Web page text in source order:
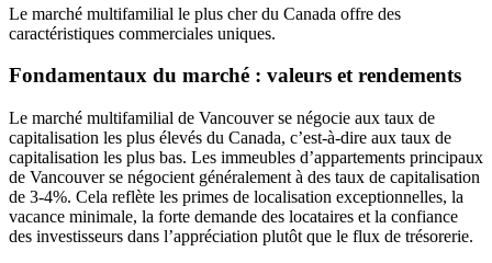
Le marché multifamilial le plus cher du Canada offre des
caractéristiques commerciales uniques.
Fondamentaux du marché : valeurs et rendements
Le marché multifamilial de Vancouver se négocie aux taux de
capitalisation les plus élevés du Canada, c’est-à-dire aux taux de
capitalisation les plus bas. Les immeubles d’appartements principaux
de Vancouver se négocient généralement à des taux de capitalisation
de 3-4%. Cela reflète les primes de localisation exceptionnelles, la
vacance minimale, la forte demande des locataires et la confiance
des investisseurs dans l’appréciation plutôt que le flux de trésorerie.